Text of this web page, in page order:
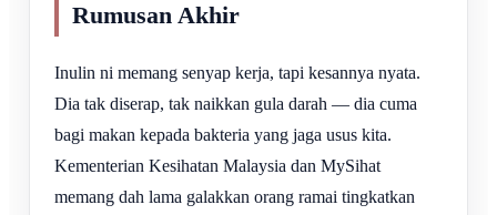
Rumusan Akhir
Inulin ni memang senyap kerja, tapi kesannya nyata.
Dia tak diserap, tak naikkan gula darah — dia cuma
bagi makan kepada bakteria yang jaga usus kita.
Kementerian Kesihatan Malaysia dan MySihat
memang dah lama galakkan orang ramai tingkatkan